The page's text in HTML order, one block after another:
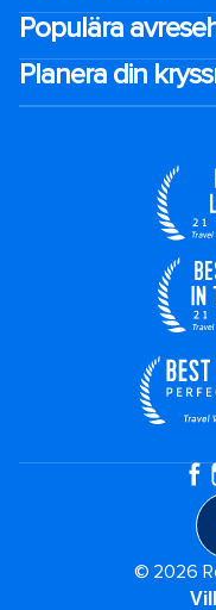
Populära
Planera din
© 2026